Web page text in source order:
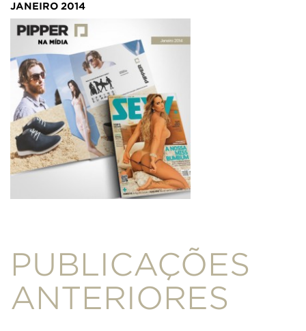
MEN'S HEALTH
JANEIRO/2014
JANEIRO 2014
PUBLICAÇÕES
ANTERIORES